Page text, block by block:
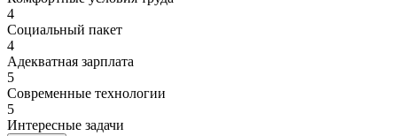
4
Социальный пакет
4
Адекватная зарплата
5
Современные технологии
5
Интересные задачи